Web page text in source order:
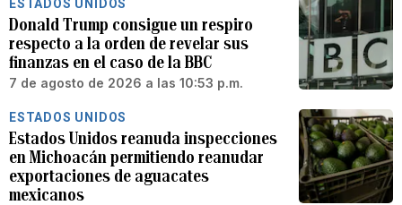
ESTADOS UNIDOS
Donald Trump consigue un respiro
respecto a la orden de revelar sus
finanzas en el caso de la BBC
7 de agosto de 2026 a las 10:53 p.m.
ESTADOS UNIDOS
Estados Unidos reanuda inspecciones
en Michoacán permitiendo reanudar
exportaciones de aguacates
mexicanos